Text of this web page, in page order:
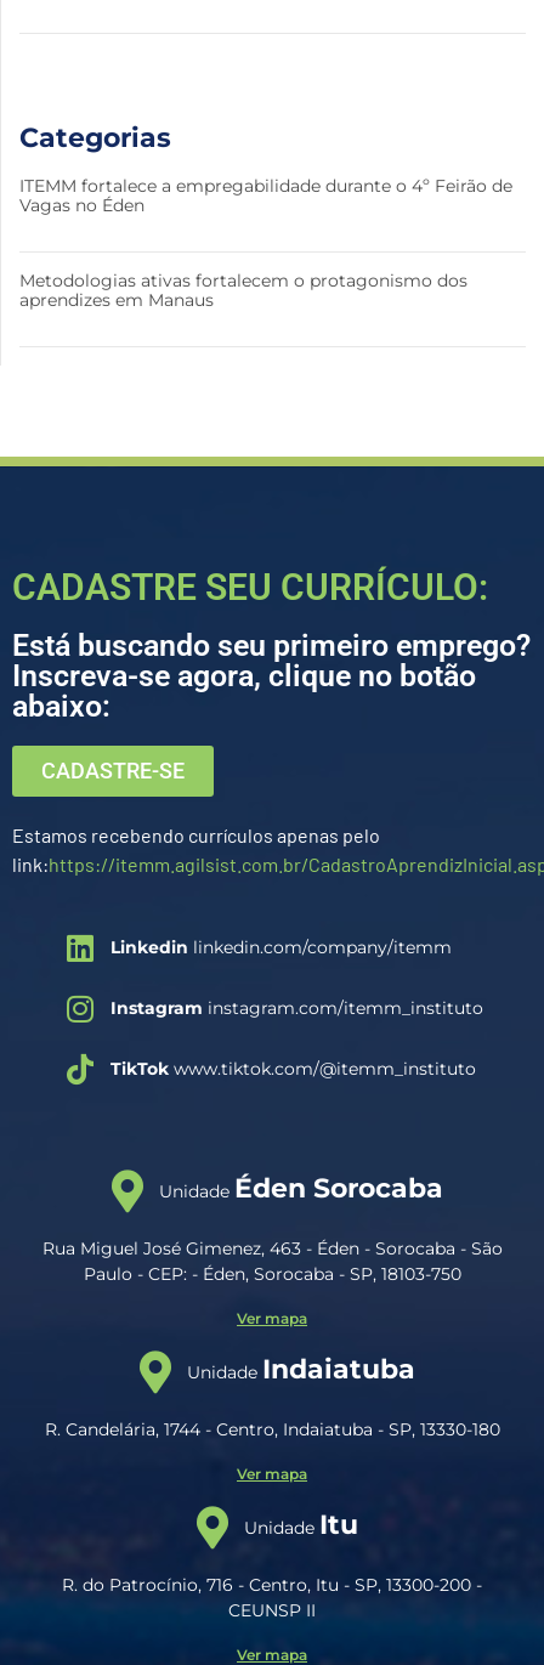
Categorias
ITEMM fortalece a empregabilidade durante o 4º Feirão de
Vagas no Éden
Metodologias ativas fortalecem o protagonismo dos
aprendizes em Manaus
CADASTRE SEU CURRÍCULO:
Está buscando seu primeiro emprego?
Inscreva-se agora, clique no botão
abaixo:
CADASTRE-SE
Estamos recebendo currículos apenas pelo
link:https://itemm.agilsist.com.br/
Linkedin linkedin.com/company/itemm
Instagram instagram.com/itemm_instituto
TikTokwww.tiktok.com/@itemm_instituto
Unidade Éden Sorocaba
Rua Miguel José Gimenez, 463 - Éden - Sorocaba - São
Paulo - CEP: - Éden, Sorocaba - SP, 18103-750
Ver mapa
Unidade Indaiatuba
R. Candelária, 1744 - Centro, Indaiatuba - SP, 13330-180
Ver mapa
Unidade Itu
R. do Patrocínio, 716 - Centro, Itu - SP, 13300-200 -
CEUNSP II
Ver mapa